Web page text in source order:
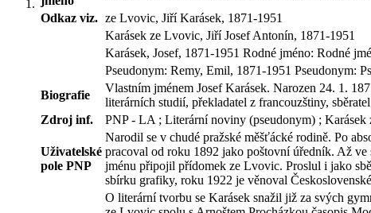
Odkaz viz. ze Lvovic, Jiří Karásek, 1871-1951
Karásek ze Lvovic, Jiří Josef Antonín, 1871-1951
Karásek, Josef, 1871-1951 Rodné jméno: Rodné
Pseudonym: Remy, Emil, 1871-1951 Pseudonym:
Biografie
Vlastním jménem Josef Karásek. Narozen 24. 1.
literárních studií, překladatel z francouzštiny,
Zdroj inf.
PNP - LA ; Literární noviny (pseudonym) ;
Uživatelské
pole PNP
Narodil se v chudé pražské měšťácké rodině. Po
pracoval od roku 1892 jako poštovní úředník. Až
jménu připojil přídomek ze Lvovic. Proslul i jako
sbírku grafiky, roku 1922 je věnoval
O literární tvorbu se Karásek snažil již za svých